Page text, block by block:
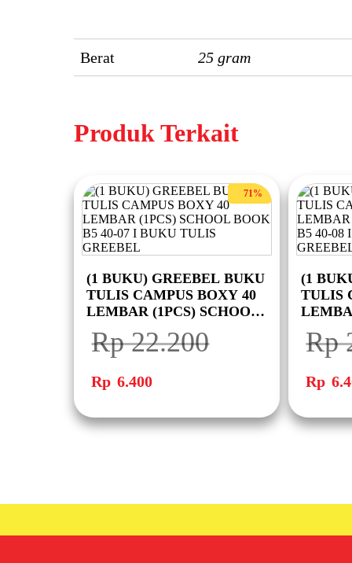
Berat 25 gram
Produk Terkait
71%
(1 BUKU) GREEBEL BUKU
TULIS CAMPUS BOXY 40
LEMBAR (1PCS) SCHOOL
TULIS GREEBEL
Rp22.200
Harga
aslinya
adalah:
Rp 6.400ini
(1
TULIS
TULIS
Rp
Harga
aslinya
adalah:
Rp